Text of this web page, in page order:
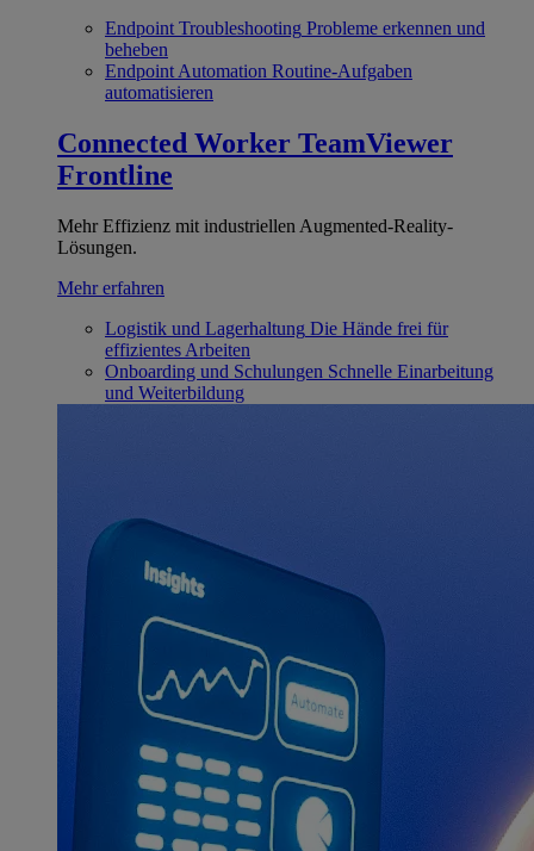
Endpoint Troubleshooting Probleme erkennen und
beheben
Endpoint Automation Routine-Aufgaben
automatisieren
Connected Worker TeamViewer
Frontline
Mehr Effizienz mit industriellen Augmented-Reality-
Lösungen.
Mehr erfahren
Logistik und Lagerhaltung Die Hände frei für
effizientes Arbeiten
Onboarding und Schulungen Schnelle Einarbeitung
und Weiterbildung